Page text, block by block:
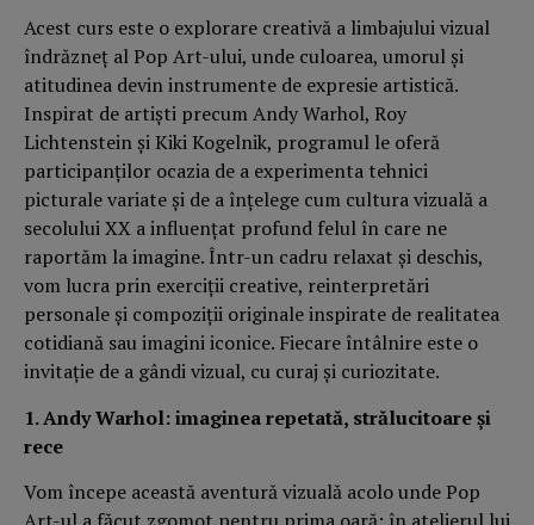
Acest curs este o explorare creativă a limbajului vizual
îndrăzneţ al Pop Art-ului, unde culoarea, umorul şi
atitudinea devin instrumente de expresie artistică.
Inspirat de artişti precum Andy Warhol, Roy
Lichtenstein şi Kiki Kogelnik, programul le oferă
participanţilor ocazia de a experimenta tehnici
picturale variate şi de a înţelege cum cultura vizuală a
secolului XX a influenţat profund felul în care ne
raportăm la imagine. Într-un cadru relaxat şi deschis,
vom lucra prin exerciţii creative, reinterpretări
personale şi compoziţii originale inspirate de realitatea
cotidiană sau imagini iconice. Fiecare întâlnire este o
invitaţie de a gândi vizual, cu curaj şi curiozitate.
1. Andy Warhol: imaginea repetată, strălucitoare şi
rece
Vom începe această aventură vizuală acolo unde Pop